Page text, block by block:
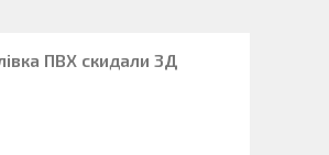
ПВХ скидали 3Д